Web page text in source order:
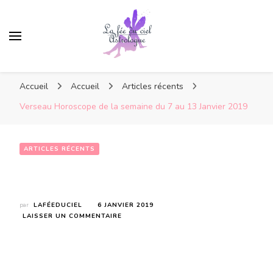
Accueil Accueil
Articles récents
Verseau Horoscope de la semaine du 7 au 13 Janvier 2019
ARTICLES RÉCENTS
par LAFÉEDUCIEL
6 JANVIER 2019
LAISSER UN COMMENTAIRE